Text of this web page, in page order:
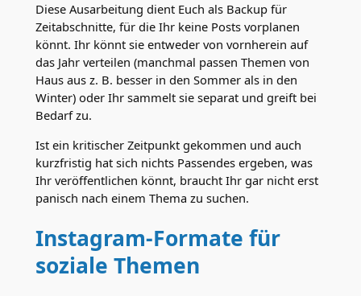
Diese Ausarbeitung dient Euch als Backup für
Zeitabschnitte, für die Ihr keine Posts vorplanen
könnt. Ihr könnt sie entweder von vornherein auf
das Jahr verteilen (manchmal passen Themen von
Haus aus z. B. besser in den Sommer als in den
Winter) oder Ihr sammelt sie separat und greift bei
Bedarf zu.
Ist ein kritischer Zeitpunkt gekommen und auch
kurzfristig hat sich nichts Passendes ergeben, was
Ihr veröffentlichen könnt, braucht Ihr gar nicht erst
panisch nach einem Thema zu suchen.
Instagram-Formate für
soziale Themen